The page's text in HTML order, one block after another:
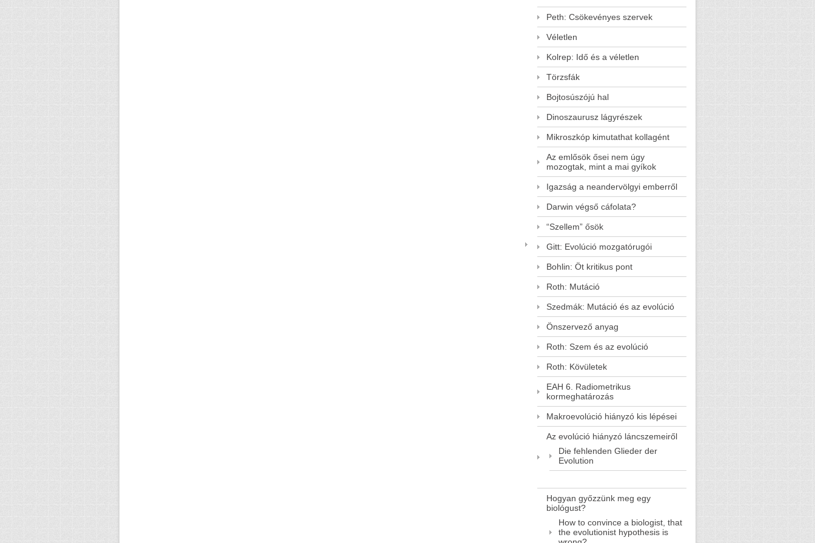
Peth: Csökevényes szervek
Véletlen
Kolrep: Idő és a véletlen
Törzsfák
Bojtosúszójú hal
Dinoszaurusz lágyrészek
Mikroszkóp kimutathat kollagént
Az emlősök ősei nem úgy
mozogtak, mint a mai gyíkok
Igazság a neandervölgyi emberről
Darwin végső cáfolata?
“Szellem” ősök
Gitt: Evolúció mozgatórugói
Bohlin: Öt kritikus pont
Roth: Mutáció
Szedmák: Mutáció és az evolúció
Önszervező anyag
Roth: Szem és az evolúció
Roth: Kövületek
EAH 6. Radiometrikus
kormeghatározás
Makroevolúció hiányzó kis lépései
Az evolúció hiányzó láncszemeiről
Die fehlenden Glieder der
Evolution
Hogyan győzzünk meg egy
biológust?
How to convince a biologist, that
the evolutionist hypothesis is